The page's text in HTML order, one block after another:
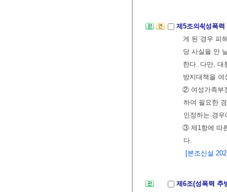
제5조의4(성폭
게 된 경우 피
당 사실을 안
한다. 다만, 대
방지대책을
② 여성가족부
하여 필요한
인정하는 경
③ 제1항에 따
다.
[본조신설
제6조(성폭력 추